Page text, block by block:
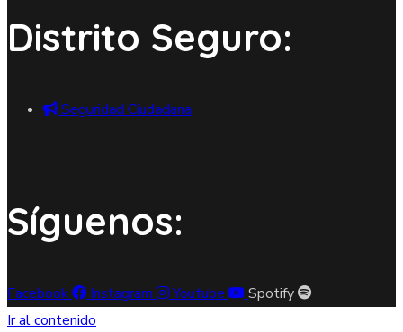
Distrito Seguro:
Seguridad Ciudadana
Síguenos:
Facebook Instagram Youtube
Spotify
Ir al contenido